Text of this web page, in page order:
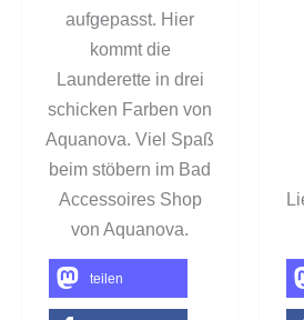
aufgepasst. Hier
kommt die
Launderette in drei
schicken Farben von
Aquanova. Viel Spaß
beim stöbern im Bad
Accessoires Shop
von Aquanova.
teilen